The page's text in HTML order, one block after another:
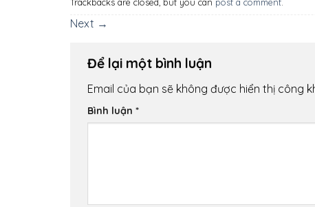
Trackbacks are closed, but you can post a comment.
Next →
Để lại một bình luận
Email của bạn sẽ không được hiển thị công
Bình luận *